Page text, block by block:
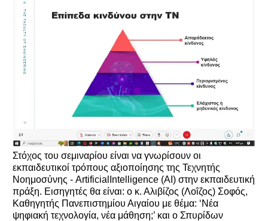
Στόχος του σεμιναρίου είναι να γνωρίσουν οι
εκπαιδευτικοί τρόπους αξιοποίησης της Τεχνητής
Νοημοσύνης - ArtificialIntelligence (AI) στην εκπαιδευτική
πράξη. Εισηγητές θα είναι: ο κ. Αλιβίζος (Λοΐζος) Σοφός,
Καθηγητής Πανεπιστημίου Αιγαίου με θέμα: ‘Νέα
ψηφιακή τεχνολογία, νέα μάθηση;’ και ο Σπυρίδων